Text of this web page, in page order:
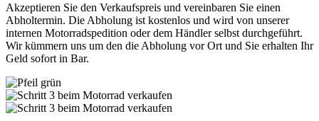
Akzeptieren Sie den Verkaufspreis und vereinbaren Sie einen
Abholtermin. Die Abholung ist kostenlos und wird von unserer
internen Motorradspedition oder dem Händler selbst durchgeführt.
Wir kümmern uns um den die Abholung vor Ort und Sie erhalten Ihr
Geld sofort in Bar.